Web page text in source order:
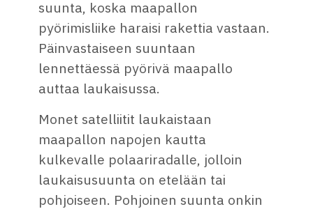
suunta, koska maapallon
pyörimisliike haraisi rakettia vastaan.
Päinvastaiseen suuntaan
lennettäessä pyörivä maapallo
auttaa laukaisussa.
Monet satelliitit laukaistaan
maapallon napojen kautta
kulkevalle polaariradalle, jolloin
laukaisusuunta on etelään tai
pohjoiseen. Pohjoinen suunta onkin